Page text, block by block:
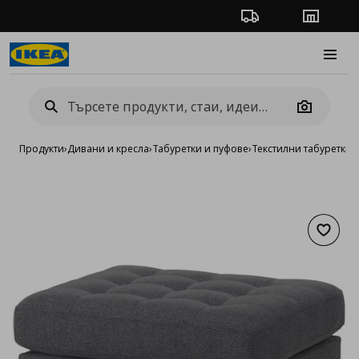
Проследяване на
Camera
Продукти›Дивани и кресла›Табуретки и пуфове›Текстилни табуретки